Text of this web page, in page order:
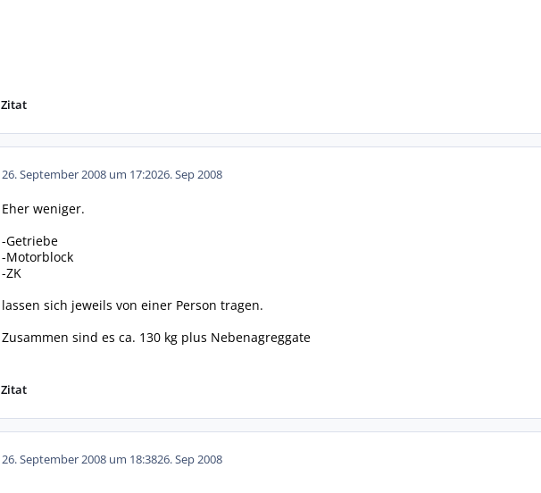
Zitat
26. September 2008 um 17:2026. Sep 2008
Eher weniger.
-Getriebe
-Motorblock
-ZK
lassen sich jeweils von einer Person tragen.
Zusammen sind es ca. 130 kg plus Nebenagreggate
Zitat
26. September 2008 um 18:3826. Sep 2008